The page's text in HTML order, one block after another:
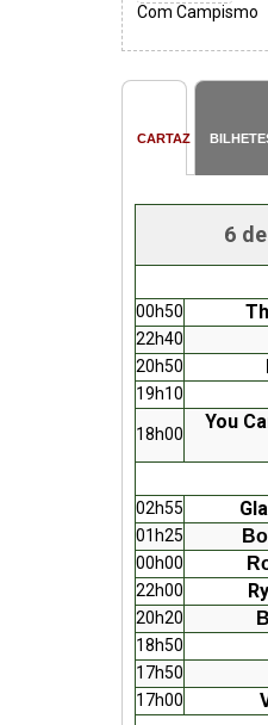
Com Campismo
CARTAZ
6
00h50
22h40
20h50
19h10
18h00
You
02h55
01h25
00h00
22h00
20h20
18h50
17h50
17h00